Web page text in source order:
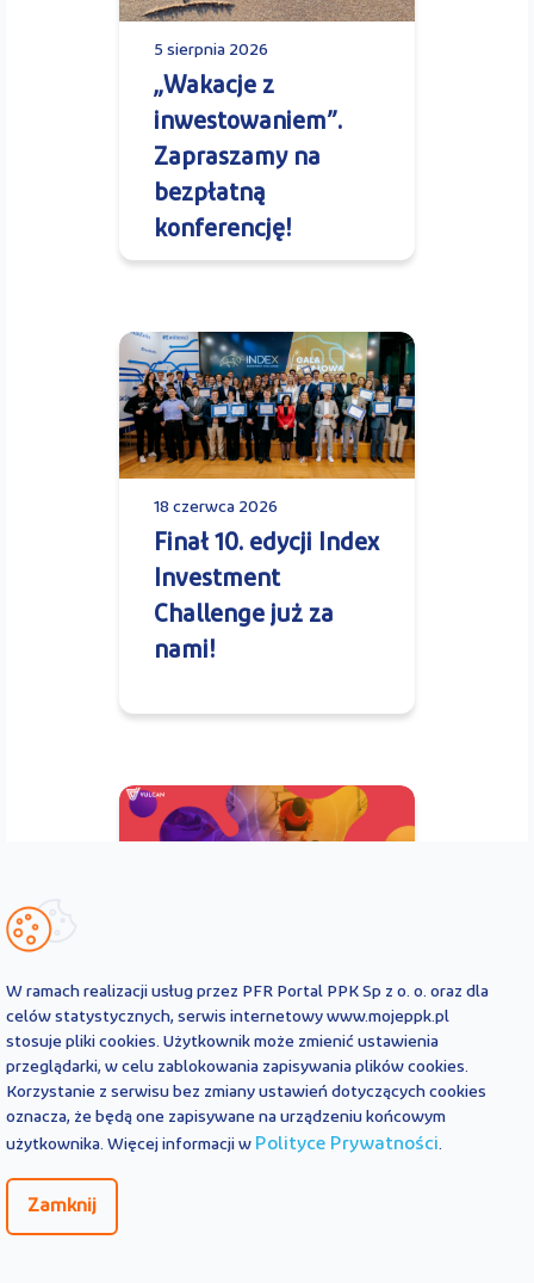
5 sierpnia 2026
„Wakacje z
inwestowaniem”.
Zapraszamy na
bezpłatną
konferencję!
18 czerwca 2026
Finał 10. edycji Index
Investment
Challenge już za
nami!
PPK na VIII
Kongresie
EduHoryzonty
W ramach realizacji usług przez PFR Portal PPK Sp z o. o. oraz dla
celów statystycznych, serwis internetowy www.mojeppk.pl
stosuje pliki cookies. Użytkownik może zmienić ustawienia
przeglądarki, w celu zablokowania zapisywania plików cookies.
Korzystanie z serwisu bez zmiany ustawień dotyczących cookies
oznacza, że będą one zapisywane na urządzeniu końcowym
użytkownika. Więcej informacji w Polityce Prywatności.
Zamknij